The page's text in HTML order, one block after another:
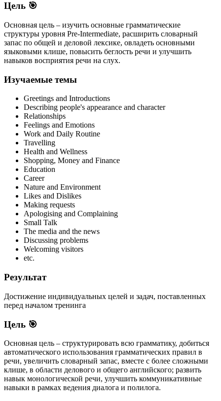
Цель 🎯
Основная цель – изучить основные грамматические
структуры уровня Pre-Intermediate, расширить словарный
запас по общей и деловой лексике, овладеть основными
языковыми клише, повысить беглость речи и улучшить
навыков восприятия речи на слух.
Изучаемые темы
Greetings and Introductions
Describing people's appearance and character
Relationships
Feelings and Emotions
Work and Daily Routine
Travelling
Health and Wellness
Shopping, Money and Finance
Education
Career
Nature and Environment
Likes and Dislikes
Making requests
Apologising and Complaining
Small Talk
The media and the news
Discussing problems
Welcoming visitors
etc.
Результат
Достижение индивидуальных целей и задач, поставленных
перед началом тренинга
Цель 🎯
Основная цель – структурировать всю грамматику, добиться
автоматического использования грамматических правил в
речи, увеличить словарный запас, вместе с более сложными
клише, в области делового и общего английского; развить
навык монологической речи, улучшить коммуникативные
навыки в рамках ведения диалога и полилога.